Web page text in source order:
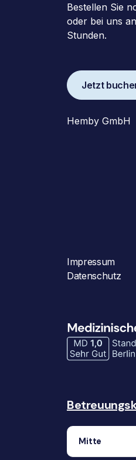
Bestellen Sie
oder bei uns
Stunden.
Jetzt
Hemby GmbH
Impressum
Datenschutz
Mitte